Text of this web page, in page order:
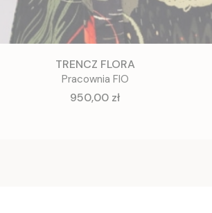
TRENCZ FLORA
Pracownia FIO
Cena
950,00 zł